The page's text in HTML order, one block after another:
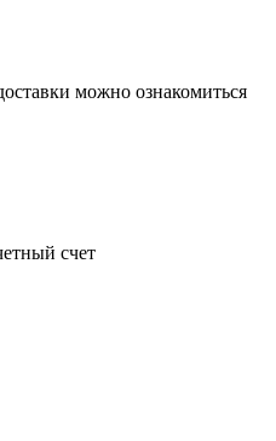
можно ознакомиться
счет